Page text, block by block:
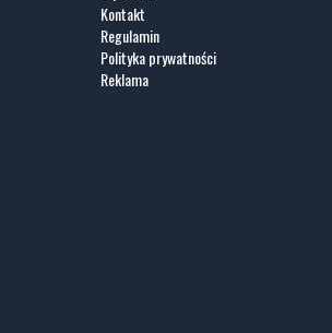
Kontakt
Regulamin
Polityka prywatności
Reklama